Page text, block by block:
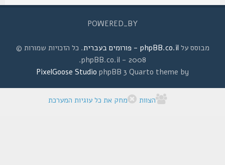
POWERED_BY
מבוסס עלphpBB.co.il - פורומים בעברית
. כל הזכויות שמורות ©
2008 - phpBB.co.il.
phpBB 3 Quarto theme by
PixelGoose Studio
הצוות מחק את כל עוגיות המערכת